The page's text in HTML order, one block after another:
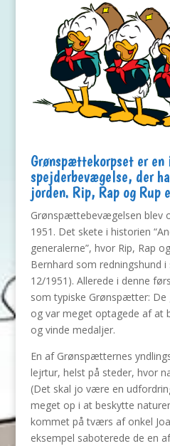
Grønspættekorpset er
spejderbevægelse, der
jorden. Rip, Rap og Rup
Grønspættebevægelsen blev
1951. Det skete i historien
generalerne”, hvor Rip, Rap
Bernhard som redningshund i
12/1951). Allerede i denne
som typiske Grønspætter: De
og var meget optagede af at
og vinde medaljer.
En af Grønspætternes
lejrtur, helst på steder, hvor
(Det skal jo være en
meget op i at beskytte
kommet på tværs af onkel
eksempel saboterede de en